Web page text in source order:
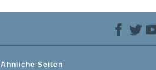
Ähnliche Seiten